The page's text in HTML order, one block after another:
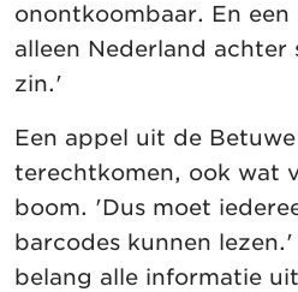
onontkoombaar. En
alleen Nederland achter
zin.'
Een appel uit de
terechtkomen, ook wat
boom. 'Dus moet
barcodes kunnen
belang alle informatie